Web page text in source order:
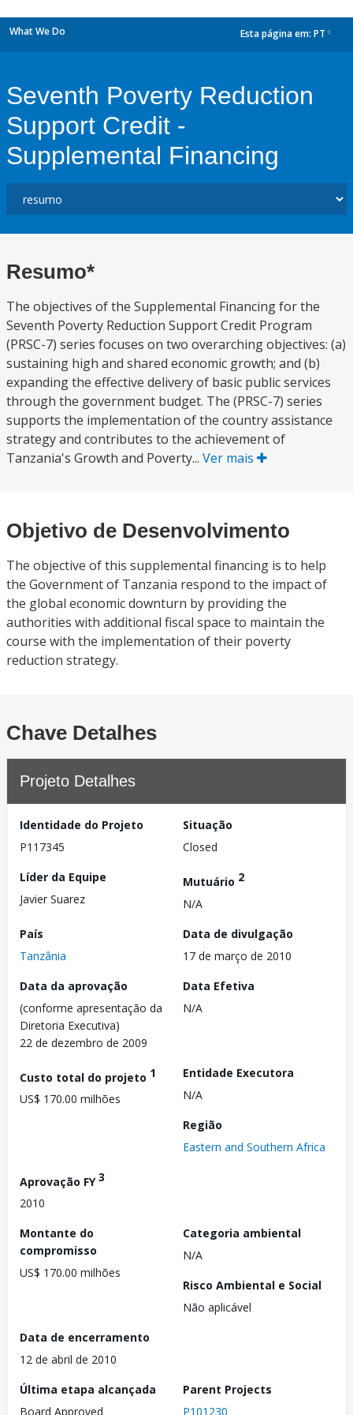
What We Do Esta página em: PT
Seventh Poverty Reduction
Support Credit -
Supplemental Financing
Resumo*
The objectives of the Supplemental Financing for the
Seventh Poverty Reduction Support Credit Program
(PRSC-7) series focuses on two overarching objectives: (a)
sustaining high and shared economic growth; and (b)
expanding the effective delivery of basic public services
through the government budget. The (PRSC-7) series
supports the implementation of the country assistance
strategy and contributes to the achievement of
Tanzania's Growth and Poverty... Ver mais
Objetivo de Desenvolvimento
The objective of this supplemental financing is to help
the Government of Tanzania respond to the impact of
the global economic downturn by providing the
authorities with additional fiscal space to maintain the
course with the implementation of their poverty
reduction strategy.
Chave Detalhes
Projeto Detalhes
Identidade do Projeto
P117345
Situação
Closed
Líder da Equipe
Javier Suarez
Mutuário 2
N/A
País
Tanzânia
Data de divulgação
17 de março de 2010
Data da aprovação
(conforme apresentação da
Diretoria Executiva)
22 de dezembro de 2009
Data Efetiva
N/A
Custo total do projeto 1
US$ 170.00 milhões
Entidade Executora
N/A
Região
Eastern and Southern Africa
Aprovação FY3
2010
Montante do
compromisso
US$ 170.00 milhões
Categoria ambiental
N/A
Risco Ambiental e Social
Não aplicável
Data de encerramento
12 de abril de 2010
Última etapa alcançada
Board Approved
Parent Projects
P101230